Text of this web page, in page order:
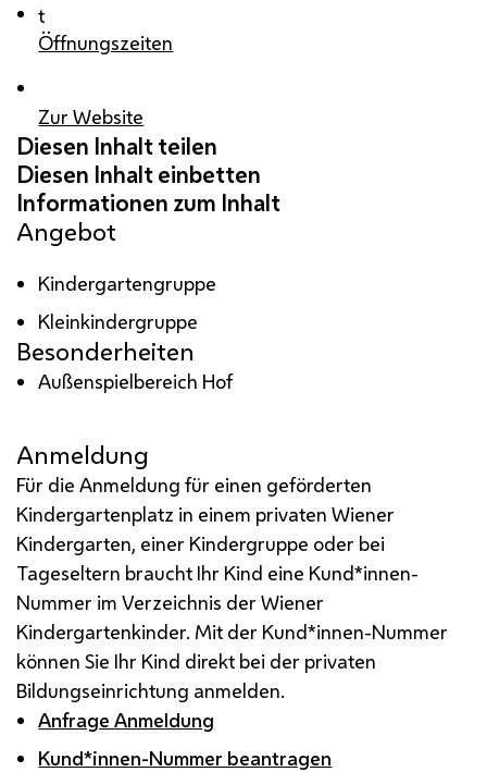
t
Öffnungszeiten
Zur Website
Angebot
Kindergartengruppe
Kleinkindergruppe
Besonderheiten
Außenspielbereich Hof
Anmeldung
Für die Anmeldung für einen geförderten
Kindergartenplatz in einem privaten Wiener
Kindergarten, einer Kindergruppe oder bei
Tageseltern braucht Ihr Kind eine Kund*innen-
Nummer im Verzeichnis der Wiener
Kindergartenkinder. Mit der Kund*innen-Nummer
können Sie Ihr Kind direkt bei der privaten
Bildungseinrichtung anmelden.
Anfrage Anmeldung
Kund*innen-Nummer beantragen